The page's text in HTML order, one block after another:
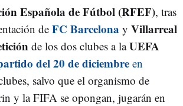
Española de Fútbol (RFEF), tras
deFC Barcelona y Villarreal
de los dos clubes a laUEFA
del 20 de diciembre en
salvo que el organismo de
y la FIFA se opongan, jugarán en